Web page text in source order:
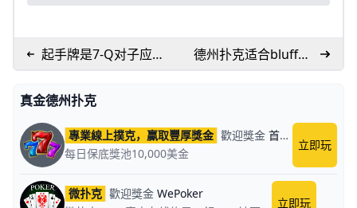
起手牌是7-Q对子应该
怎么打之二
德州扑克适合bluff的
场合
真金德州扑克
專業線上撲克，贏取豐厚獎金 歡迎獎金 首儲獲贈100%回饋
每日保底獎池10,000美金
立即玩
微扑克 歡迎獎金 WePoker
立即玩